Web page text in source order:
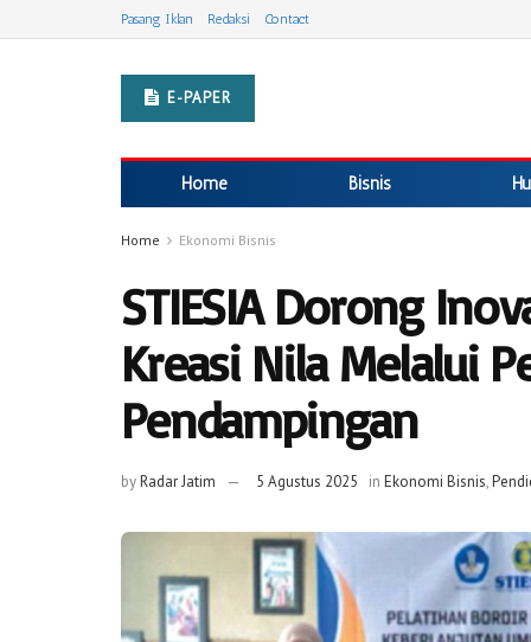
Pasang Iklan Redaksi Contact
E-PAPER
Home Bisnis
Home Ekonomi Bisnis
STIESIA Dorong
Kreasi Nila Melalui
Pendampingan
byRadar Jatim 5 Agustus 2025 in Ekonomi Bisnis,